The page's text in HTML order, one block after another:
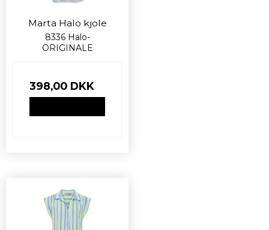
Marta Halo kjole
8336 Halo-
ORIGINALE
398,00 DKK